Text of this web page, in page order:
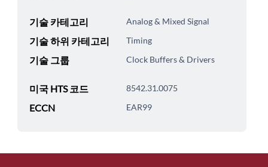
기술 카테고리 Analog & Mixed Signal
기술 하위 카테고리 Timing
기술 그룹 Clock Buffers & Drivers
미국 HTS 코드 8542.31.0075
ECCN EAR99